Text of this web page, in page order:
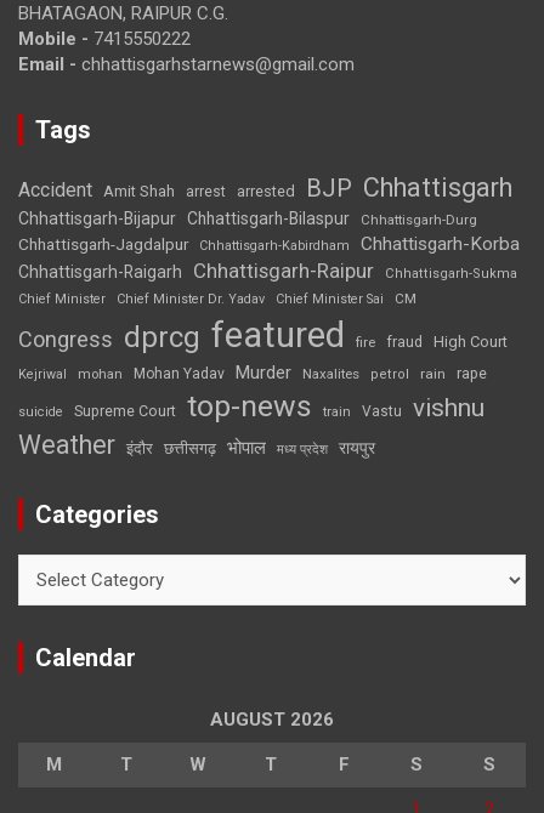
BHATAGAON, RAIPUR C.G.
Mobile - 7415550222
Email - chhattisgarhstarnews@gmail.com
Tags
Accident Amit Shah arrest arrested BJP Chhattisgarh
Chhattisgarh-Bijapur Chhattisgarh-Bilaspur Chhattisgarh-Durg
Chhattisgarh-Jagdalpur Chhattisgarh-Kabirdham Chhattisgarh-Korba
Chhattisgarh-Raigarh Chhattisgarh-Raipur
Chhattisgarh-Sukma
Chief Minister
Chief Minister Dr. Yadav Chief Minister Sai CM
Congress dprcg featured fire fraud High Court
Kejriwal mohan Mohan Yadav Murder Naxalites petrol rain rape
suicide Supreme Court top-news train Vastu vishnu
Weather इंदौर छत्तीसगढ़ भोपाल मध्य प्रदेश रायपुर
Categories
Calendar
AUGUST 2026
M T W T F S S